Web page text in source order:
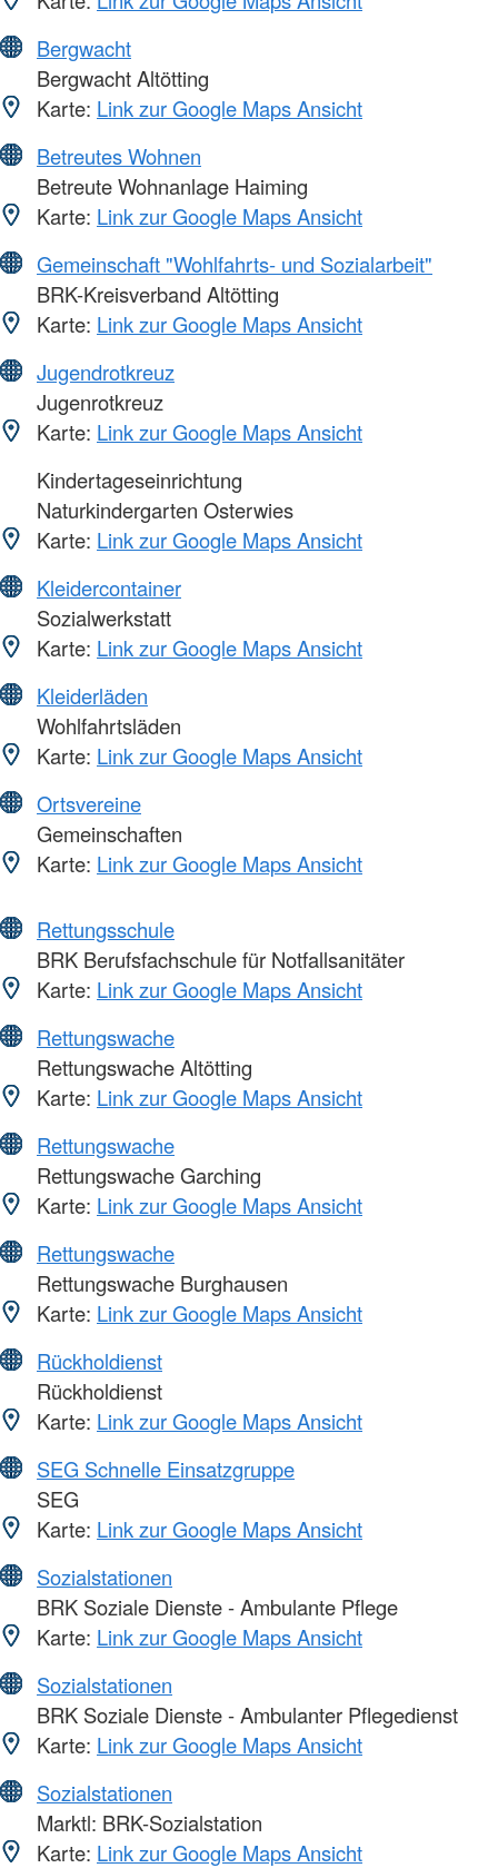
Bergwacht
Bergwacht Altötting
Karte: Link zur Google Maps Ansicht
Betreutes Wohnen
Betreute Wohnanlage Haiming
Karte: Link zur Google Maps Ansicht
Gemeinschaft "Wohlfahrts- und Sozialarbeit"
BRK-Kreisverband Altötting
Karte: Link zur Google Maps Ansicht
Jugendrotkreuz
Jugenrotkreuz
Karte: Link zur Google Maps Ansicht
Kindertageseinrichtung
Naturkindergarten Osterwies
Karte: Link zur Google Maps Ansicht
Kleidercontainer
Sozialwerkstatt
Karte: Link zur Google Maps Ansicht
Kleiderläden
Wohlfahrtsläden
Karte: Link zur Google Maps Ansicht
Ortsvereine
Gemeinschaften
Karte: Link zur Google Maps Ansicht
Rettungsschule
BRK Berufsfachschule für Notfallsanitäter
Karte: Link zur Google Maps Ansicht
Rettungswache
Rettungswache Altötting
Karte: Link zur Google Maps Ansicht
Rettungswache
Rettungswache Garching
Karte: Link zur Google Maps Ansicht
Rettungswache
Rettungswache Burghausen
Karte: Link zur Google Maps Ansicht
Rückholdienst
Rückholdienst
Karte: Link zur Google Maps Ansicht
SEG Schnelle Einsatzgruppe
SEG
Karte: Link zur Google Maps Ansicht
Sozialstationen
BRK Soziale Dienste - Ambulante Pflege
Karte: Link zur Google Maps Ansicht
Sozialstationen
BRK Soziale Dienste - Ambulanter Pflegedienst
Karte: Link zur Google Maps Ansicht
Sozialstationen
Marktl: BRK-Sozialstation
Karte: Link zur Google Maps Ansicht